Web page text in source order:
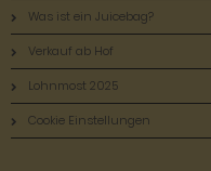
Was ist ein Juicebag?
Verkauf ab Hof
Lohnmost 2025
Cookie Einstellungen